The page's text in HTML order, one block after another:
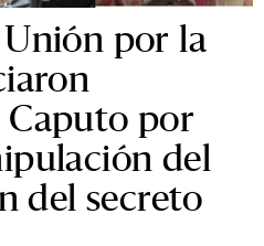
por la
por
del
del secreto